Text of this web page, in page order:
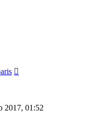
2017, 01:52